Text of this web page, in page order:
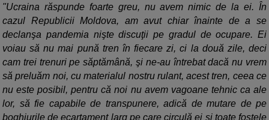
"Ucraina răspunde foarte greu, nu avem nimic de la ei. În
cazul Republicii Moldova, am avut chiar înainte de a se
declanşa pandemia nişte discuţii pe gradul de ocupare. Ei
voiau să nu mai pună tren în fiecare zi, ci la două zile, deci
cam trei trenuri pe săptămână, şi ne-au întrebat dacă nu vrem
să preluăm noi, cu materialul nostru rulant, acest tren, ceea ce
nu este posibil, pentru că noi nu avem vagoane tehnic ca ale
lor, să fie capabile de transpunere, adică de mutare de pe
boghiurile de ecartament larg pe care circulă ei şi toate fostele